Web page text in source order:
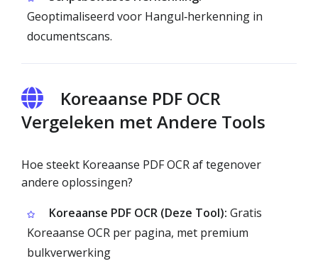
Geoptimaliseerd voor Hangul‑herkenning in
documentscans.
Koreaanse PDF OCR
Vergeleken met Andere Tools
Hoe steekt Koreaanse PDF OCR af tegenover
andere oplossingen?
Koreaanse PDF OCR (Deze Tool): Gratis
Koreaanse OCR per pagina, met premium
bulkverwerking